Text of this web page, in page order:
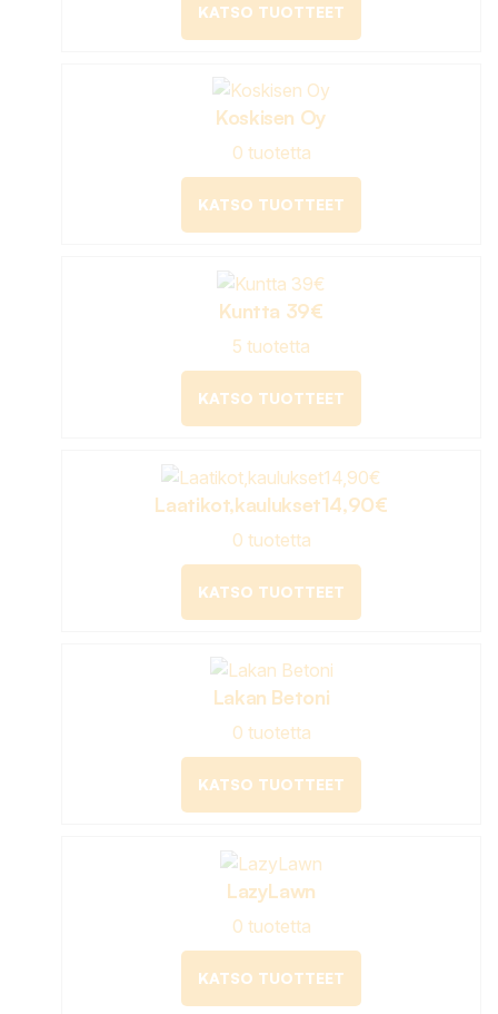
KATSO TUOTTEET
Koskisen Oy
0 tuotetta
KATSO TUOTTEET
Kuntta 39€
5 tuotetta
KATSO TUOTTEET
Laatikot,kaulukset14,90€
0 tuotetta
KATSO TUOTTEET
Lakan Betoni
0 tuotetta
KATSO TUOTTEET
LazyLawn
0 tuotetta
KATSO TUOTTEET